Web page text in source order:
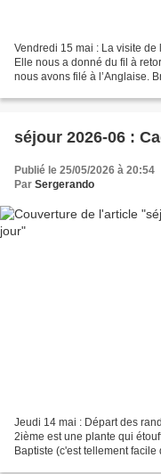
Vendredi 15 mai : La visite de
Elle nous a donné du fil à
nous avons filé à l’Anglaise.
séjour 2026-06 :
Publié le 25/05/2026 à 20:54
Par Sergerando
Jeudi 14 mai : Départ des
2ième est une plante qui
Baptiste (c'est tellement